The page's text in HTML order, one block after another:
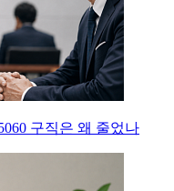
구직은 왜 줄었나